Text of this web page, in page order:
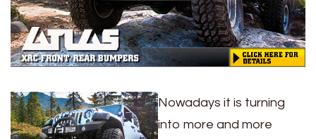
Nowadays it is turning
into more and more